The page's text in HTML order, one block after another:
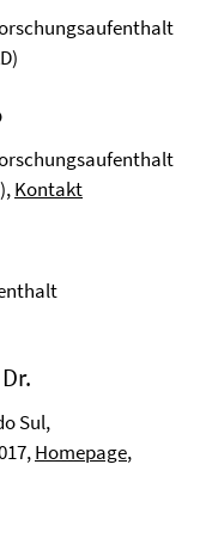
Kontakt
Sul,
Homepage,